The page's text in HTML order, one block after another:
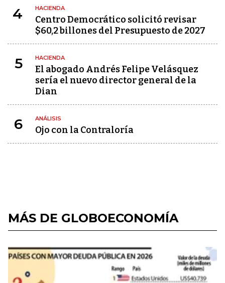
4 HACIENDA
Centro Democrático solicitó revisar
$60,2 billones del Presupuesto de 2027
5 HACIENDA
El abogado Andrés Felipe Velásquez
sería el nuevo director general de la
Dian
6 ANÁLISIS
Ojo con la Contraloría
MÁS DE GLOBOECONOMÍA